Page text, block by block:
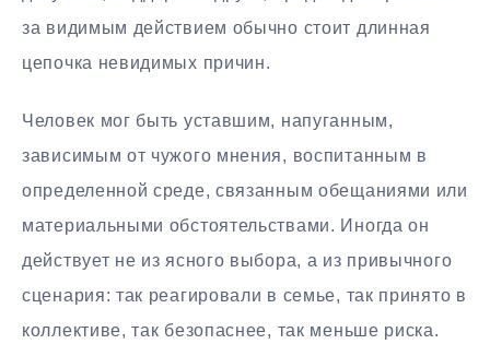
за видимым действием обычно стоит длинная
цепочка невидимых причин.
Человек мог быть уставшим, напуганным,
зависимым от чужого мнения, воспитанным в
определенной среде, связанным обещаниями или
материальными обстоятельствами. Иногда он
действует не из ясного выбора, а из привычного
сценария: так реагировали в семье, так принято в
коллективе, так безопаснее, так меньше риска.